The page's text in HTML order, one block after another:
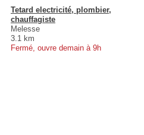
Tetard electricité, plombier,
chauffagiste
Melesse
3.1 km
Fermé, ouvre demain à 9h